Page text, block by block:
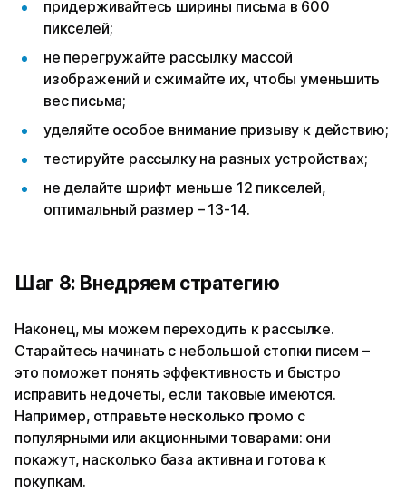
придерживайтесь ширины письма в 600
пикселей;
не перегружайте рассылку массой
изображений и сжимайте их, чтобы уменьшить
вес письма;
уделяйте особое внимание призыву к действию;
тестируйте рассылку на разных устройствах;
не делайте шрифт меньше 12 пикселей,
оптимальный размер – 13-14.
Шаг 8: Внедряем стратегию
Наконец, мы можем переходить к рассылке.
Старайтесь начинать с небольшой стопки писем –
это поможет понять эффективность и быстро
исправить недочеты, если таковые имеются.
Например, отправьте несколько промо с
популярными или акционными товарами: они
покажут, насколько база активна и готова к
покупкам.